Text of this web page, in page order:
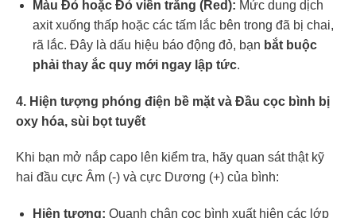
Màu Đỏ hoặc Đỏ viền trắng (Red): Mức dung dịch
axit xuống thấp hoặc các tấm lắc bên trong đã bị chai,
rã lắc. Đây là dấu hiệu báo động đỏ, bạn bắt buộc
phải thay ắc quy mới ngay lập tức.
4. Hiện tượng phóng điện bề mặt và Đầu cọc bình bị
oxy hóa, sùi bọt tuyết
Khi bạn mở nắp capo lên kiểm tra, hãy quan sát thật kỹ
hai đầu cực Âm (-) và cực Dương (+) của bình:
Hiện tượng: Quanh chân cọc bình xuất hiện các lớp